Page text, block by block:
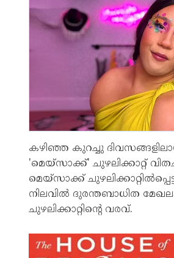
കഴിഞ്ഞ കുറച്ചു
'മെയ്‌സാക്ക്' ചുഴലിക്കാറ്റ്
മെയ്‌സാക്ക്
നിലവിൽ ദുരന്തബാധിത
ചുഴലിക്കാറ്റിന്റെ വരവ്.